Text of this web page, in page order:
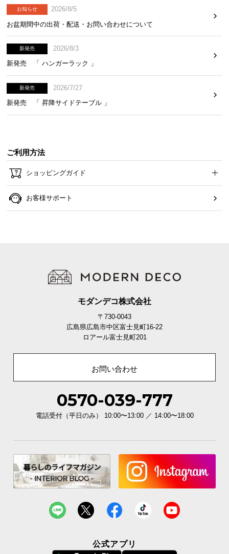
お知らせ
2026/8/5
お盆期間中の出荷・配送・お問い合わせについて
新発売
2026/8/3
新発売 「 ハンガーラック 」
新発売
2026/7/27
新発売 「 昇降サイドテーブル 」
ご利用方法
ショッピングガイド
お客様サポート
モダンデコ株式会社
〒730-0043
広島県広島市中区富士見町16-22
ロアール富士見町201
お問い合わせ
0570-039-777
電話受付（平日のみ） 10:00〜13:00 ／ 14:00〜18:00
公式アプリ